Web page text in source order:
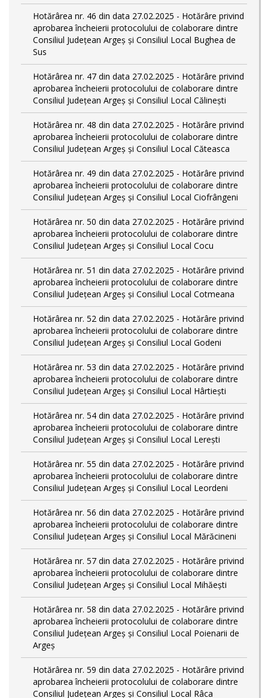
Hotărârea nr. 46 din data 27.02.2025 - Hotărâre privind
aprobarea încheierii protocolului de colaborare dintre
Consiliul Județean Argeș și Consiliul Local Bughea de
Sus
Hotărârea nr. 47 din data 27.02.2025 - Hotărâre privind
aprobarea încheierii protocolului de colaborare dintre
Consiliul Județean Argeș și Consiliul Local Călinești
Hotărârea nr. 48 din data 27.02.2025 - Hotărâre privind
aprobarea încheierii protocolului de colaborare dintre
Consiliul Județean Argeș și Consiliul Local Căteasca
Hotărârea nr. 49 din data 27.02.2025 - Hotărâre privind
aprobarea încheierii protocolului de colaborare dintre
Consiliul Județean Argeș și Consiliul Local Ciofrângeni
Hotărârea nr. 50 din data 27.02.2025 - Hotărâre privind
aprobarea încheierii protocolului de colaborare dintre
Consiliul Județean Argeș și Consiliul Local Cocu
Hotărârea nr. 51 din data 27.02.2025 - Hotărâre privind
aprobarea încheierii protocolului de colaborare dintre
Consiliul Județean Argeș și Consiliul Local Cotmeana
Hotărârea nr. 52 din data 27.02.2025 - Hotărâre privind
aprobarea încheierii protocolului de colaborare dintre
Consiliul Județean Argeș și Consiliul Local Godeni
Hotărârea nr. 53 din data 27.02.2025 - Hotărâre privind
aprobarea încheierii protocolului de colaborare dintre
Consiliul Județean Argeș și Consiliul Local Hârtiești
Hotărârea nr. 54 din data 27.02.2025 - Hotărâre privind
aprobarea încheierii protocolului de colaborare dintre
Consiliul Județean Argeș și Consiliul Local Lerești
Hotărârea nr. 55 din data 27.02.2025 - Hotărâre privind
aprobarea încheierii protocolului de colaborare dintre
Consiliul Județean Argeș și Consiliul Local Leordeni
Hotărârea nr. 56 din data 27.02.2025 - Hotărâre privind
aprobarea încheierii protocolului de colaborare dintre
Consiliul Județean Argeș și Consiliul Local Mărăcineni
Hotărârea nr. 57 din data 27.02.2025 - Hotărâre privind
aprobarea încheierii protocolului de colaborare dintre
Consiliul Județean Argeș și Consiliul Local Mihăești
Hotărârea nr. 58 din data 27.02.2025 - Hotărâre privind
aprobarea încheierii protocolului de colaborare dintre
Consiliul Județean Argeș și Consiliul Local Poienarii de
Argeș
Hotărârea nr. 59 din data 27.02.2025 - Hotărâre privind
aprobarea încheierii protocolului de colaborare dintre
Consiliul Județean Argeș și Consiliul Local Râca